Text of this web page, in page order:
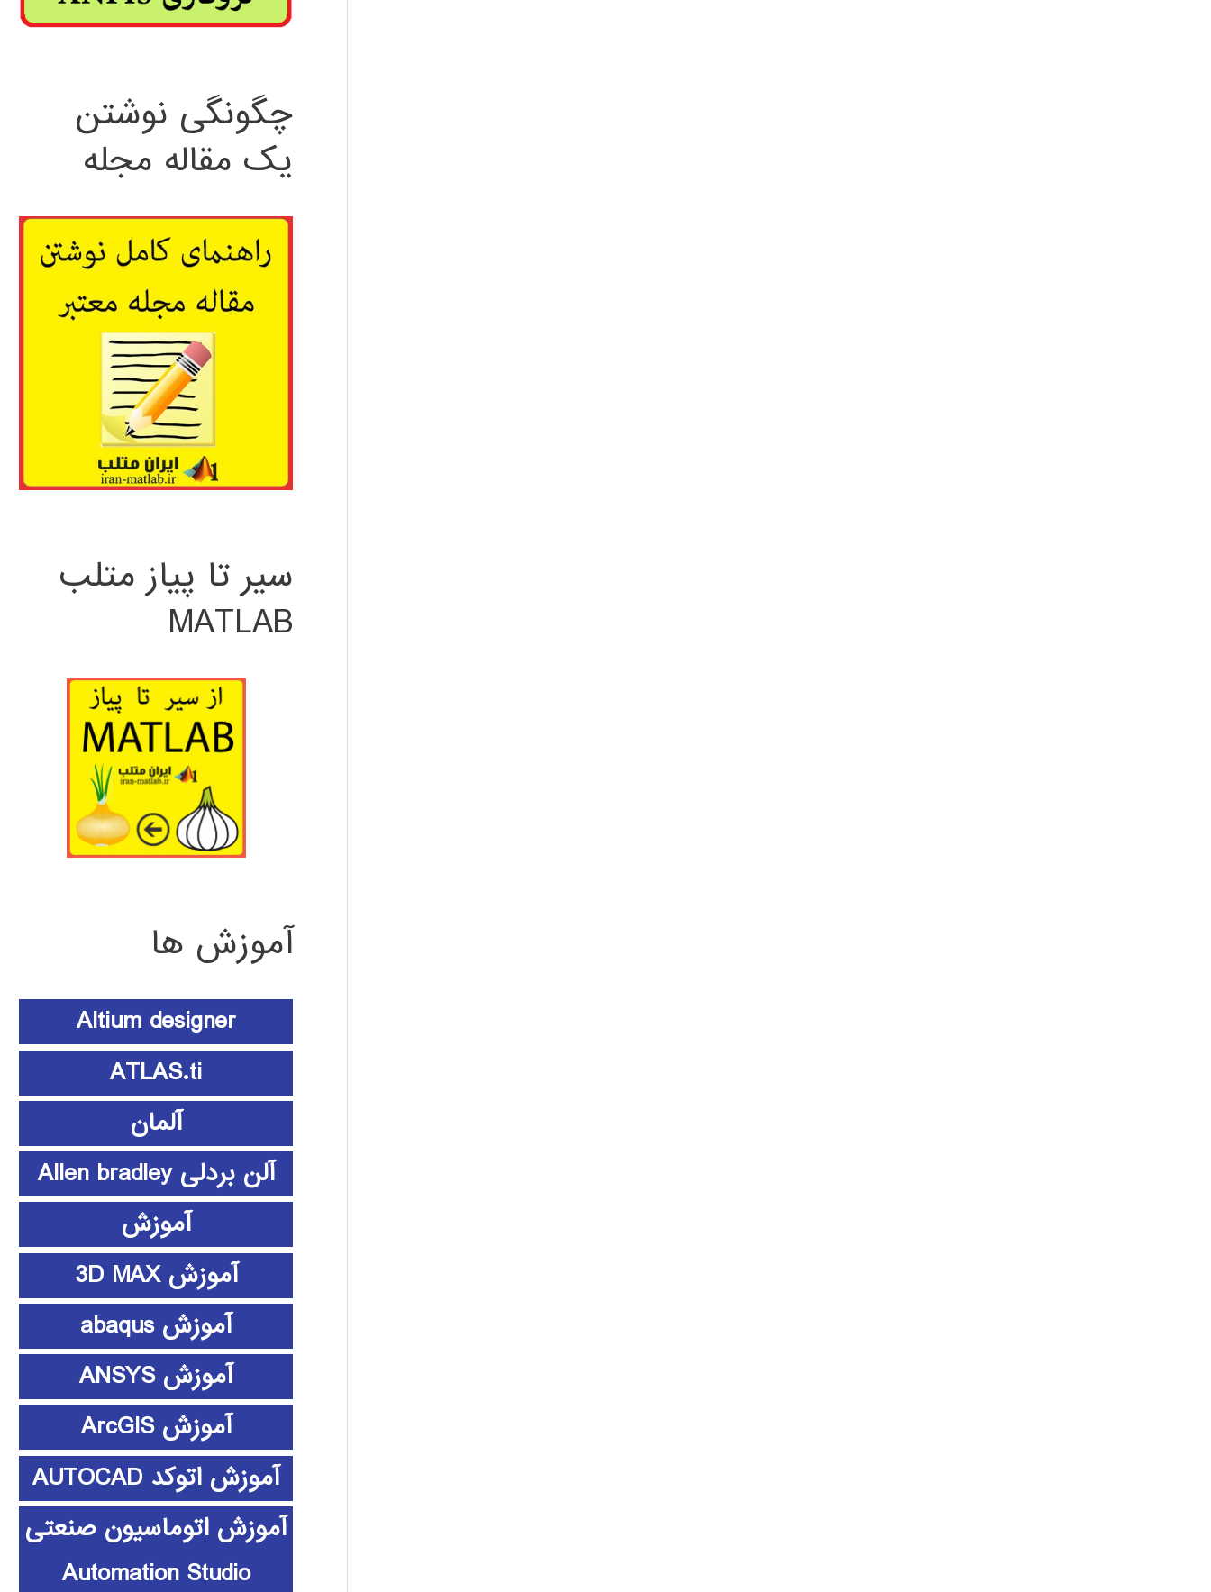
چگونگی نوشتن
یک مقاله مجله
سیر تا پیاز متلب
MATLAB
آموزش ها
Altium designer
ATLAS.ti
آلمان
آلن بردلی Allen bradley
آموزش
آموزش 3D MAX
آموزش abaqus
آموزش ANSYS
آموزش ArcGIS
آموزش اتوکد AUTOCAD
آموزش اتوماسیون صنعتی
Automation Studio